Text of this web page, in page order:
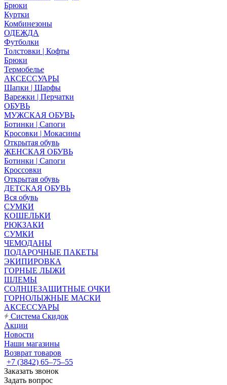
Брюки
Куртки
Комбинезоны
ОДЕЖДА
Футболки
Толстовки | Кофты
Брюки
Термобелье
АКСЕССУАРЫ
Шапки | Шарфы
Варежки | Перчатки
ОБУВЬ
МУЖСКАЯ ОБУВЬ
Ботинки | Сапоги
Кросовки | Мокасины
Открытая обувь
ЖЕНСКАЯ ОБУВЬ
Ботинки | Сапоги
Кроссовки
Открытая обувь
ДЕТСКАЯ ОБУВЬ
Вся обувь
СУМКИ
КОШЕЛЬКИ
РЮКЗАКИ
СУМКИ
ЧЕМОДАНЫ
ПОДАРОЧНЫЕ ПАКЕТЫ
ЭКИПИРОВКА
ГОРНЫЕ ЛЫЖИ
ШЛЕМЫ
СОЛНЦЕЗАЩИТНЫЕ ОЧКИ
ГОРНОЛЫЖНЫЕ МАСКИ
АКСЕССУАРЫ
Система Скидок
Акции
Новости
Наши магазины
Возврат товаров
+7 (3842) 65–75–55
Заказать звонок
Задать вопрос